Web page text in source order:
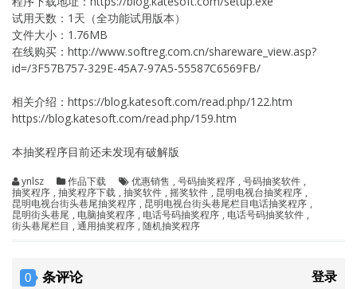
试用天数：1天（全功能试用版本）
文件大小：1.76MB
在线购买：http://www.softreg.com.cn/shareware_view.asp?
id=/3F57B757-329E-45A7-97A5-55587C6569FB/
相关介绍：https://blog.katesoft.com/read.php/122.htm
https://blog.katesoft.com/read.php/159.htm
本抽奖程序目前还未发现有破解版
ynlsz 作品下载 优惠销售 , 号码抽奖程序 , 号码抽奖软件 ,
抽奖程序 , 抽奖程序下载 , 抽奖软件 , 摇奖软件 , 昆明电视台抽奖程序 ,
昆明电视台街头巷尾抽奖程序 , 昆明电视台街头巷尾栏目电话抽奖程序 ,
昆明街头巷尾 , 电脑抽奖程序 , 电话号码抽奖程序 , 电话号码抽奖软件 ,
街头巷尾栏目 , 通用抽奖程序 , 随机抽奖程序
0 条评论 登录